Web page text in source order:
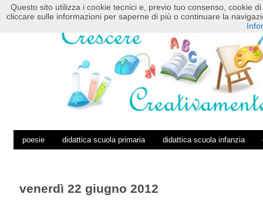
HOME POSTS RSS COMMENTS RSS
poesie didattica scuola primaria didattica scuola infanzia
venerdì 22 giugno 2012
Questo sito utilizza i cookie tecnici e, previo tuo consenso, cookie
cliccare sulle informazioni per saperne di più o continuare la